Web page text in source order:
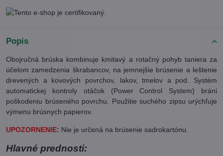
Popis
Obojručná brúska kombinuje kmitavý a rotačný pohyb taniera za
účelom zamedzenia škrabancov, na jemnejšie brúsenie a leštenie
drevených a kovových povrchov, lakov, tmelov a pod. Systém
automatickej kontroly otáčok (Power Control System) bráni
poškodeniu brúseného povrchu. Použitie suchého zipsu urýchľuje
výmenu brúsnych papierov.
UPOZORNENIE: Nie je určená na brúsenie sadrokartónu.
Hlavné prednosti: